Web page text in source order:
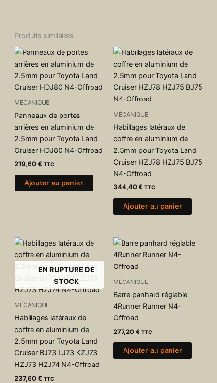
Produits similaires
MÉCANIQUE
Panneaux de portes
arrières en aluminium de
2.5mm pour Toyota Land
Cruiser HDJ80 N4-Offroad
219,60€ TTC
Ajouter au panier
MÉCANIQUE
Habillages latéraux de
coffre en aluminium de
2.5mm pour Toyota Land
Cruiser HZJ78 HZJ75 BJ75
N4-Offroad
344,40€ TTC
Ajouter au panier
EN RUPTURE DE
STOCK
MÉCANIQUE
Habillages latéraux de
coffre en aluminium de
2.5mm pour Toyota Land
Cruiser BJ73 LJ73 KZJ73
HZJ73 HZJ74 N4-Offroad
237,60€ TTC
MÉCANIQUE
Barre panhard réglable
4Runner Runner N4-
Offroad
277,20€ TTC
Ajouter au panier